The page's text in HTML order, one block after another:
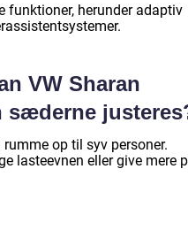
funktioner, herunder adaptiv
VW Sharan
sæderne
op til syv personer.
lasteevnen eller give mere